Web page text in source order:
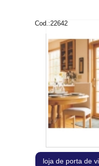
Cod.:22642
loja de porta de